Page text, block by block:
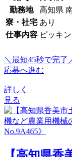
勤務地
高知県
寮・社宅 あり
仕事内容 ピッキ
＼最短45秒で完了
応募へ進む
詳しく
見る